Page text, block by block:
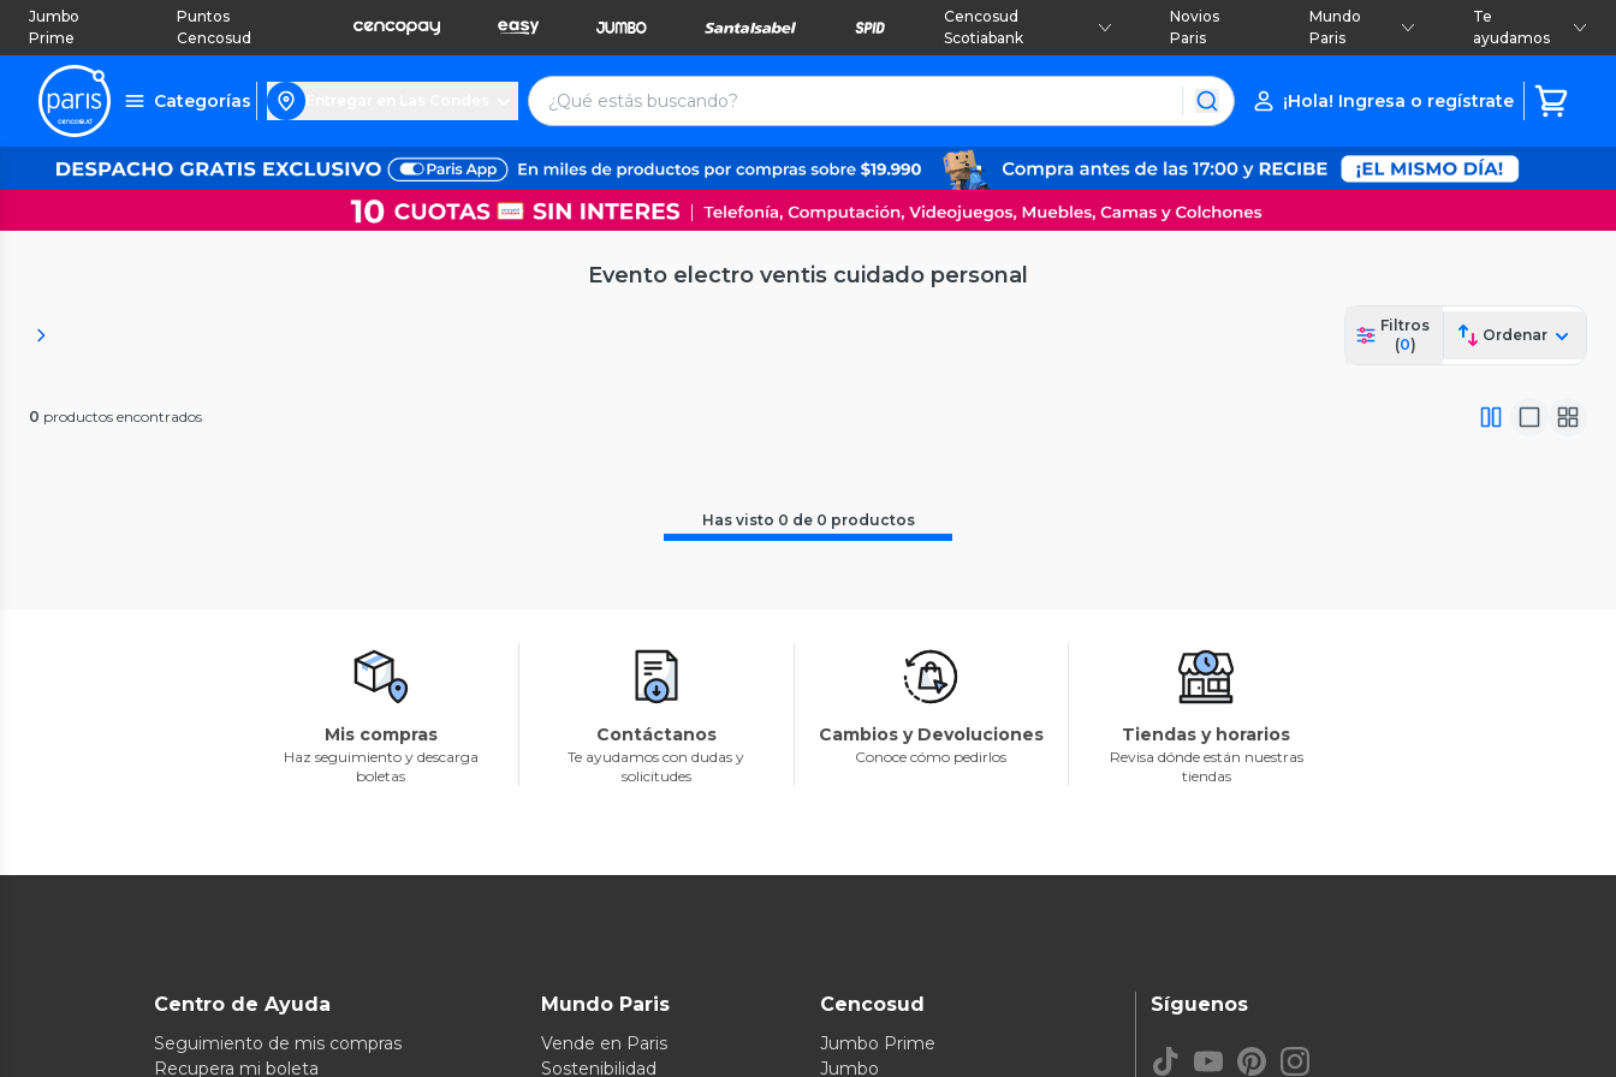
Jumbo
Prime
Puntos
Cencosud
Cencosud
Scotiabank
Novios
Paris
Mundo
Paris
Te
ayudamos
Categorías ¡Hola! Ingresa o regístrate
Evento electro ventis cuidado personal
Filtros
(0)
Ordenar
0 productos encontrados
Has visto 0 de 0 productos
Mis compras
Haz seguimiento y descarga
boletas
Contáctanos
Te ayudamos con dudas y
solicitudes
Cambios y Devoluciones
Conoce cómo pedirlos
Tiendas y horarios
Revisa dónde están nuestras
tiendas
Centro de Ayuda
Seguimiento de mis compras
Recupera mi boleta
Mundo Paris
Vende en Paris
Sostenibilidad
Cencosud
Jumbo Prime
Jumbo
Síguenos